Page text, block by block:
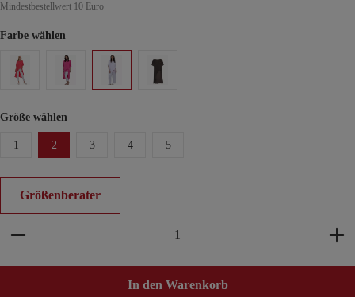
Mindestbestellwert 10 Euro
Farbe wählen
Größe wählen
1 2 3 4 5
Größenberater
Produkt Anzahl: Gib den gewünschten Wert ein
In den Warenkorb